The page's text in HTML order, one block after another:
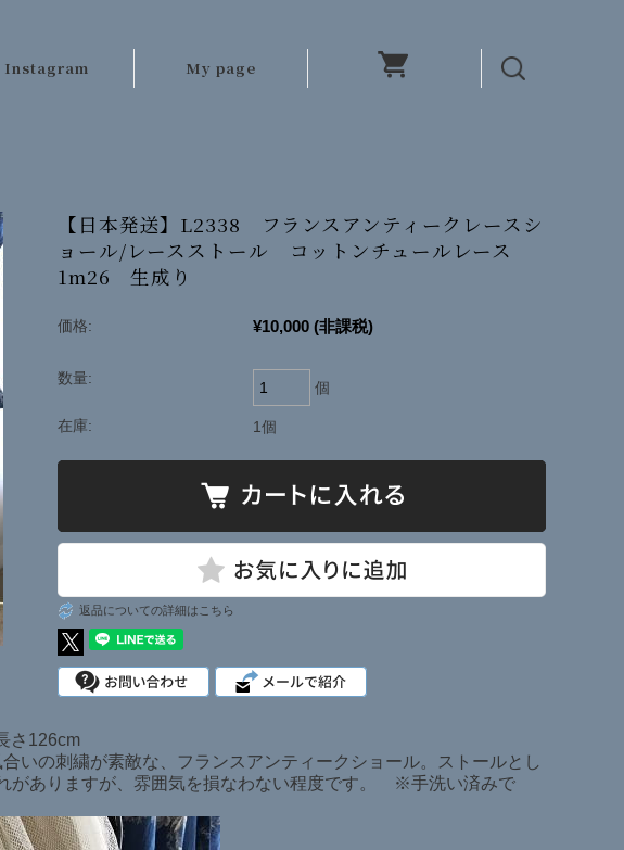
Instagram My page
【日本発送】L2338 フランスアンティークレースシ
ョール/レースストール コットンチュールレース
1m26 生成り
価格: ¥10,000 (非課税)
数量:
個
在庫: 1個
返品についての詳細はこちら
さ126cm
いの刺繍が素敵な、フランスアンティークショール。ストールとし
がありますが、雰囲気を損なわない程度です。 ※手洗い済みで